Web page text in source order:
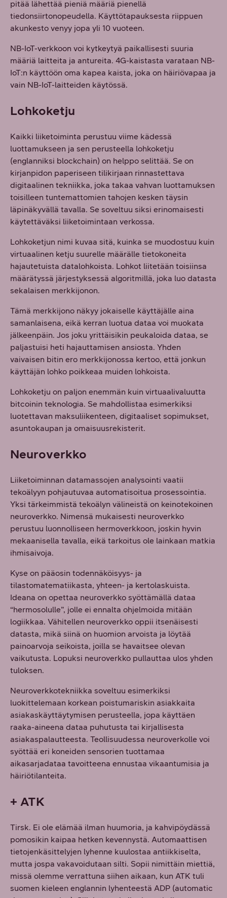
pitää lähettää pieniä määriä pienellä
tiedonsiirtonopeudella. Käyttötapauksesta riippuen
akunkesto venyy jopa yli 10 vuoteen.
NB-IoT-verkkoon voi kytkeytyä paikallisesti suuria
määriä laitteita ja antureita. 4G-kaistasta varataan NB-
IoT:n käyttöön oma kapea kaista, joka on häiriövapaa ja
vain NB-IoT-laitteiden käytössä.
Lohkoketju
Kaikki liiketoiminta perustuu viime kädessä
luottamukseen ja sen perusteella lohkoketju
(englanniksi blockchain) on helppo selittää. Se on
kirjanpidon paperiseen tilikirjaan rinnastettava
digitaalinen tekniikka, joka takaa vahvan luottamuksen
toisilleen tuntemattomien tahojen kesken täysin
läpinäkyvällä tavalla. Se soveltuu siksi erinomaisesti
käytettäväksi liiketoimintaan verkossa.
Lohkoketjun nimi kuvaa sitä, kuinka se muodostuu kuin
virtuaalinen ketju suurelle määrälle tietokoneita
hajautetuista datalohkoista. Lohkot liitetään toisiinsa
määrätyssä järjestyksessä algoritmillä, joka luo datasta
sekalaisen merkkijonon.
Tämä merkkijono näkyy jokaiselle käyttäjälle aina
samanlaisena, eikä kerran luotua dataa voi muokata
jälkeenpäin. Jos joku yrittäisikin peukaloida dataa, se
paljastuisi heti hajauttamisen ansiosta. Yhden
vaivaisen bitin ero merkkijonossa kertoo, että jonkun
käyttäjän lohko poikkeaa muiden lohkoista.
Lohkoketju on paljon enemmän kuin virtuaalivaluutta
bitcoinin teknologia. Se mahdollistaa esimerkiksi
luotettavan maksuliikenteen, digitaaliset sopimukset,
asuntokaupan ja omaisuusrekisterit.
Neuroverkko
Liiketoiminnan datamassojen analysointi vaatii
tekoälyyn pohjautuvaa automatisoitua prosessointia.
Yksi tärkeimmistä tekoälyn välineistä on keinotekoinen
neuroverkko. Nimensä mukaisesti neuroverkko
perustuu luonnolliseen hermoverkkoon, joskin hyvin
mekaanisella tavalla, eikä tarkoitus ole lainkaan matkia
ihmisaivoja.
Kyse on pääosin todennäköisyys- ja
tilastomatematiikasta, yhteen- ja kertolaskuista.
Ideana on opettaa neuroverkko syöttämällä dataa
“hermosolulle”, jolle ei ennalta ohjelmoida mitään
logiikkaa. Vähitellen neuroverkko oppii itsenäisesti
datasta, mikä siinä on huomion arvoista ja löytää
painoarvoja seikoista, joilla se havaitsee olevan
vaikutusta. Lopuksi neuroverkko pullauttaa ulos yhden
tuloksen.
Neuroverkkotekniikka soveltuu esimerkiksi
luokittelemaan korkean poistumariskin asiakkaita
asiakaskäyttäytymisen perusteella, jopa käyttäen
raaka-aineena dataa puhutusta tai kirjallisesta
asiakaspalautteesta. Teollisuudessa neuroverkolle voi
syöttää eri koneiden sensorien tuottamaa
aikasarjadataa tavoitteena ennustaa vikaantumisia ja
häiriötilanteita.
+ ATK
Tirsk. Ei ole elämää ilman huumoria, ja kahvipöydässä
pomosikin kaipaa hetken kevennystä. Automaattisen
tietojenkäsittelyjen lyhenne kuulostaa antiikkiselta,
mutta jospa vakavoidutaan silti. Sopii nimittäin miettiä,
missä olemme verrattuna siihen aikaan, kun ATK tuli
suomen kieleen englannin lyhenteestä ADP (automatic